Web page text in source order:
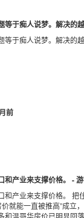
等于痴人说梦。解决的
等于痴人说梦。解决的
前
和产业来支撑价格。 -
产业来支撑价格。 把
就能一直被推高”成立